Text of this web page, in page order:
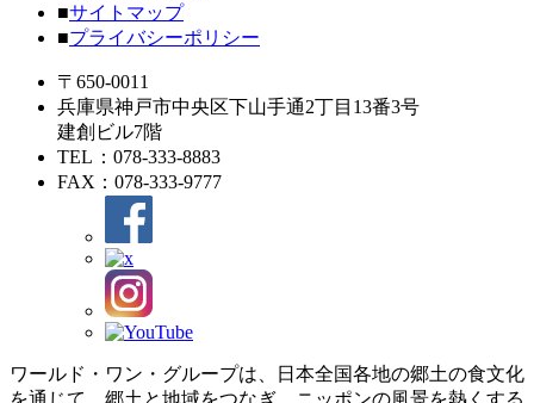
■サイトマップ
■プライバシーポリシー
〒650-0011
兵庫県神戸市中央区下山手通2丁目13番3号
建創ビル7階
TEL ：078-333-8883
FAX ：078-333-9777
ワールド・ワン・グループは、日本全国各地の郷土の食文化